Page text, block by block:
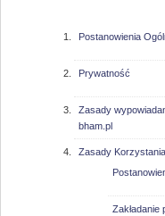
Postanowienia
Prywatność
Zasady
bham.pl
Zasady
Zakładanie